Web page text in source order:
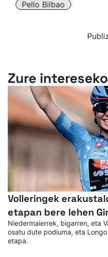
Pello Bilbao
Zure
Volleringek
etapan bere lehen
Niedermaierrek, bigarren, eta
osatu dute podiuma, eta
etapa.